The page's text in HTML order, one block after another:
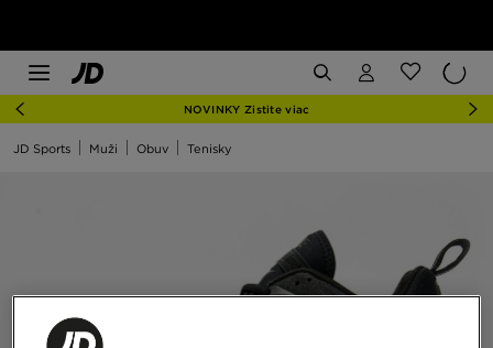
NOVINKY Zistite viac
JD Sports Muži Obuv Tenisky